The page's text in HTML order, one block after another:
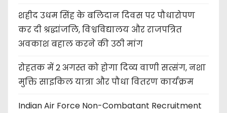
शहीद उधम सिंह के बलिदान दिवस पर पौधारोपण
कर दी श्रद्धांजलि, विश्वविद्यालय और राजपत्रित
अवकाश बहाल करने की उठी मांग
रोहतक में 2 अगस्त को होगा दिव्य वाणी सत्संग, नशा
मुक्ति साइकिल यात्रा और पौधा वितरण कार्यक्रम
Indian Air Force Non-Combatant Recruitment